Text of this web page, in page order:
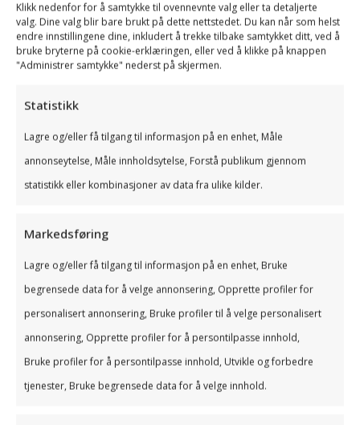
Klikk nedenfor for å samtykke til ovennevnte valg eller ta detaljerte
valg. Dine valg blir bare brukt på dette nettstedet. Du kan når som helst
endre innstillingene dine, inkludert å trekke tilbake samtykket ditt, ved å
bruke bryterne på cookie-erklæringen, eller ved å klikke på knappen
"Administrer samtykke" nederst på skjermen.
Statistikk
Lagre og/eller få tilgang til informasjon på en enhet, Måle
annonseytelse, Måle innholdsytelse, Forstå publikum gjennom
statistikk eller kombinasjoner av data fra ulike kilder.
Markedsføring
Lagre og/eller få tilgang til informasjon på en enhet, Bruke
begrensede data for å velge annonsering, Opprette profiler for
personalisert annonsering, Bruke profiler til å velge personalisert
annonsering, Opprette profiler for å persontilpasse innhold,
Bruke profiler for å persontilpasse innhold, Utvikle og forbedre
tjenester, Bruke begrensede data for å velge innhold.
Kontakt oss for en hyggelig og
uforpliktende prat om hvordan vi
kan bistå din bedrift!